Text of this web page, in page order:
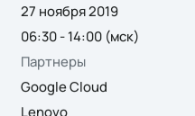
27 ноября 2019
06:30 - 14:00 (мск)
Партнеры
Google Cloud
Lenovo